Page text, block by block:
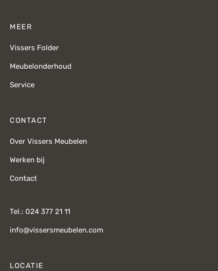
MEER
Vissers Folder
Meubelonderhoud
Service
CONTACT
Over Vissers Meubelen
Werken bij
Contact
Tel.: 024 377 21 11
info@vissersmeubelen.com
LOCATIE